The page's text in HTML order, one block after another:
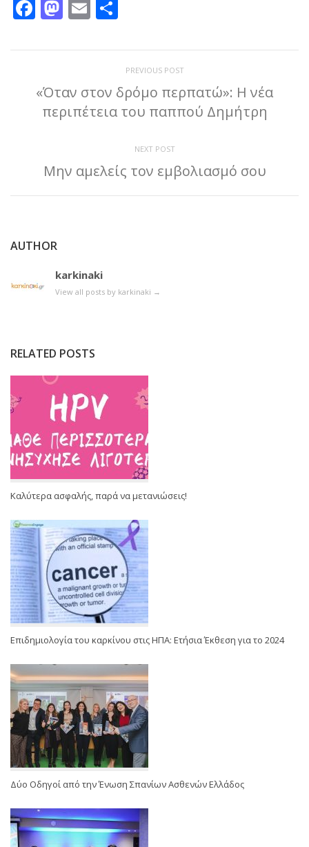
Facebook
Mastodon
Email
PREVIOUS POST
«Όταν στον δρόμο περπατώ»: Η νέα
περιπέτεια του παππού Δημήτρη
NEXT POST
Μην αμελείς τον εμβολιασμό σου
AUTHOR
karkinaki
View all posts by karkinaki →
RELATED POSTS
Καλύτερα ασφαλής, παρά να μετανιώσεις!
Επιδημιολογία του καρκίνου στις ΗΠΑ: Ετήσια Έκθεση για το 2024
Δύο Οδηγοί από την Ένωση Σπανίων Ασθενών Ελλάδος